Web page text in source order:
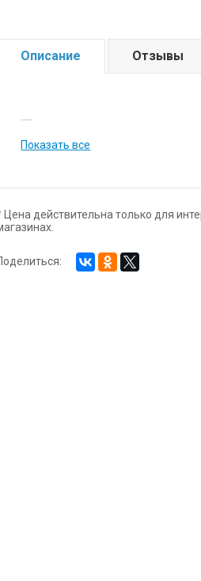
Описание Отзывы
Показать все
Цена действительна только для